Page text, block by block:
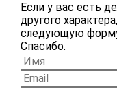
Если у вас есть
другого
следующую
Спасибо.